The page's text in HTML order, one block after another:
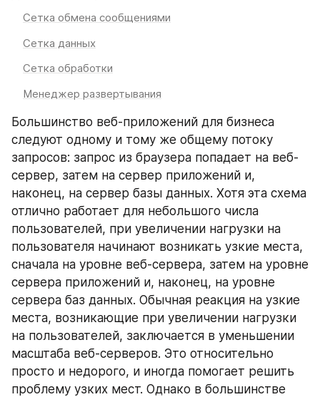
Сетка обмена сообщениями
Сетка данных
Сетка обработки
Менеджер развертывания
Большинство веб-приложений для бизнеса
следуют одному и тому же общему потоку
запросов: запрос из браузера попадает на веб-
сервер, затем на сервер приложений и,
наконец, на сервер базы данных. Хотя эта схема
отлично работает для небольшого числа
пользователей, при увеличении нагрузки на
пользователя начинают возникать узкие места,
сначала на уровне веб-сервера, затем на уровне
сервера приложений и, наконец, на уровне
сервера баз данных. Обычная реакция на узкие
места, возникающие при увеличении нагрузки
на пользователей, заключается в уменьшении
масштаба веб-серверов. Это относительно
просто и недорого, и иногда помогает решить
проблему узких мест. Однако в большинстве